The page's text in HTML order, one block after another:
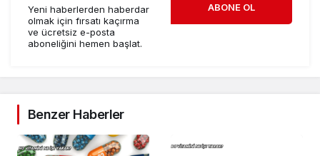
Yeni haberlerden haberdar
olmak için fırsatı kaçırma
ve ücretsiz e-posta
aboneliğini hemen başlat.
ABONE OL
Benzer Haberler